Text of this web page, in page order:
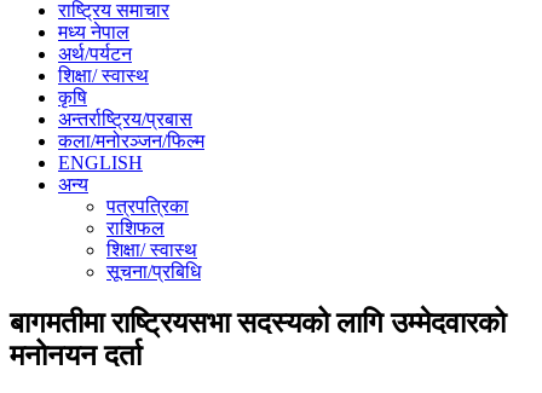
राष्ट्रिय समाचार
मध्य नेपाल
अर्थ/पर्यटन
शिक्षा/ स्वास्थ
कृषि
अन्तर्राष्ट्रिय/प्रबास
कला/मनोरञ्जन/फिल्म
ENGLISH
अन्य
पत्रपत्रिका
राशिफल
शिक्षा/ स्वास्थ
सूचना/प्रबिधि
बागमतीमा राष्ट्रियसभा सदस्यको लागि उम्मेदवारको
मनोनयन दर्ता